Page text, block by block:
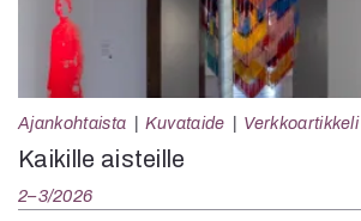
Ajankohtaista Kuvataide Verkkoartikkeli
Kaikille aisteille
2–3/2026